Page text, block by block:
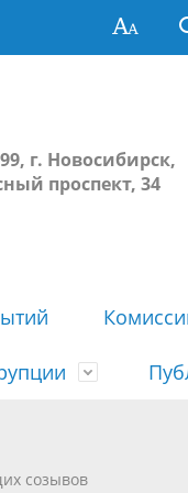
г. Новосибирск,
проспект, 34
решений
созывов